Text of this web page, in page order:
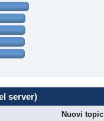
server)
Nuovi topic